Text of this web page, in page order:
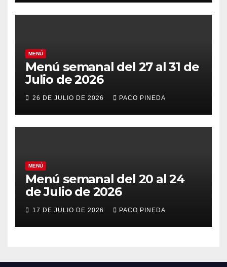
MENÚ
Menú semanal del 27 al 31 de
Julio de 2026
26 DE JULIO DE 2026 PACO PINEDA
MENÚ
Menú semanal del 20 al 24
de Julio de 2026
17 DE JULIO DE 2026 PACO PINEDA